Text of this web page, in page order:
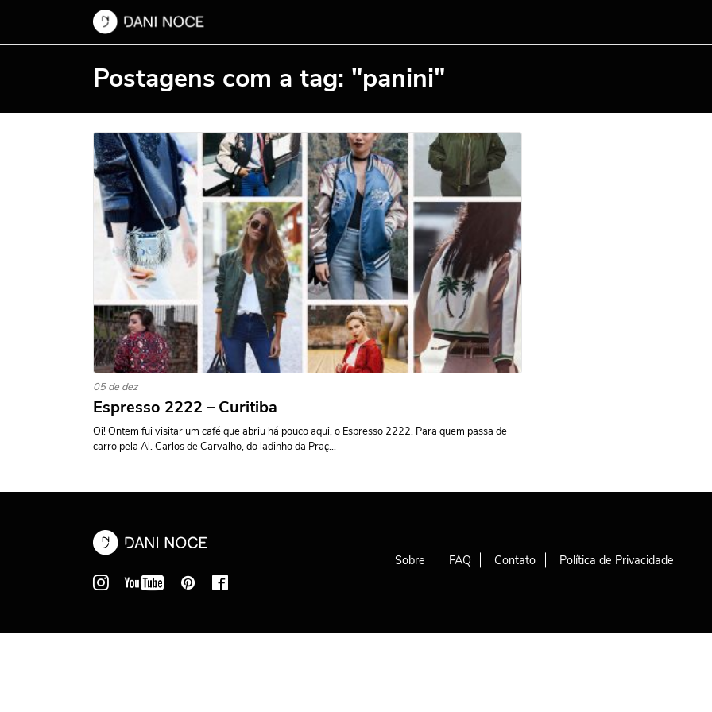
Postagens com a tag: "panini"
05 de dez
Espresso 2222 – Curitiba
Oi! Ontem fui visitar um café que abriu há pouco aqui, o Espresso 2222. Para quem passa de
carro pela Al. Carlos de Carvalho, do ladinho da Praç...
Sobre FAQ Contato Política de Privacidade